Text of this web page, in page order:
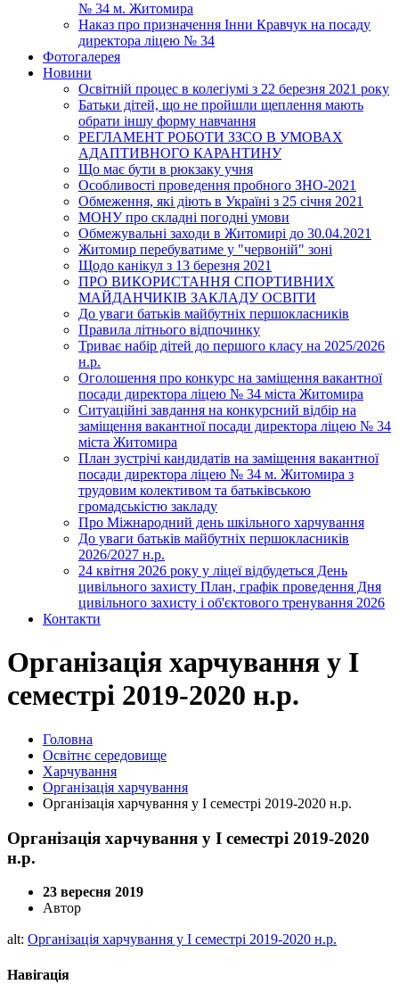
№ 34 м. Житомира
Наказ про призначення Інни Кравчук на посаду
директора ліцею № 34
Фотогалерея
Новини
Освітній процес в колегіумі з 22 березня 2021 року
Батьки дітей, що не пройшли щеплення мають
обрати іншу форму навчання
РЕГЛАМЕНТ РОБОТИ ЗЗСО В УМОВАХ
АДАПТИВНОГО КАРАНТИНУ
Що має бути в рюкзаку учня
Особливості проведення пробного ЗНО-2021
Обмеження, які діють в Україні з 25 січня 2021
МОНУ про складні погодні умови
Обмежувальні заходи в Житомирі до 30.04.2021
Житомир перебуватиме у "червоній" зоні
Щодо канікул з 13 березня 2021
ПРО ВИКОРИСТАННЯ СПОРТИВНИХ
МАЙДАНЧИКІВ ЗАКЛАДУ ОСВІТИ
До уваги батьків майбутніх першокласників
Правила літнього відпочинку
Триває набір дітей до першого класу на 2025/2026
н.р.
Оголошення про конкурс на заміщення вакантної
посади директора ліцею № 34 міста Житомира
Ситуаційні завдання на конкурсний відбір на
заміщення вакантної посади директора ліцею № 34
міста Житомира
План зустрічі кандидатів на заміщення вакантної
посади директора ліцею № 34 м. Житомира з
трудовим колективом та батьківською
громадськістю закладу
Про Міжнародний день шкільного харчування
До уваги батьків майбутніх першокласників
2026/2027 н.р.
24 квітня 2026 року у ліцеї відбудеться День
цивільного захисту План, графік проведення Дня
цивільного захисту і об'єктового тренування 2026
Контакти
Організація харчування у І
семестрі 2019-2020 н.р.
Головна
Освітнє середовище
Харчування
Організація харчування
Організація харчування у І семестрі 2019-2020 н.р.
Організація харчування у І семестрі 2019-2020
н.р.
23 вересня 2019
Автор
alt: Організація харчування у І семестрі 2019-2020 н.р.
Навігація